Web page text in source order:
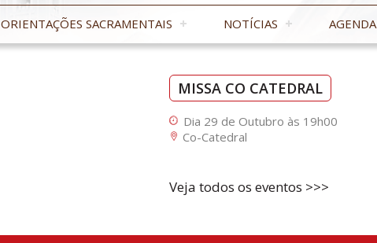
ORIENTAÇÕES SACRAMENTAIS NOTÍCIAS AGENDA
MISSA CO CATEDRAL
Dia 29 de Outubro às 19h00
Co-Catedral
Veja todos os eventos >>>